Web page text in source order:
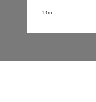
13m